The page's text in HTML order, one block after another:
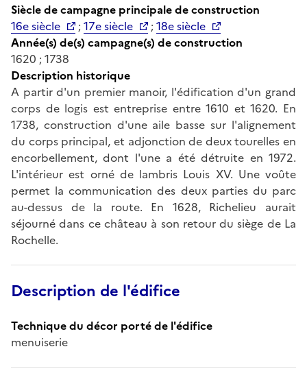
Siècle de campagne principale de construction
16e siècle
;17e siècle ;18e siècle
Année(s) de(s) campagne(s) de construction
1620 ; 1738
Description historique
A partir d'un premier manoir, l'édification d'un grand
corps de logis est entreprise entre 1610 et 1620. En
1738, construction d'une aile basse sur l'alignement
du corps principal, et adjonction de deux tourelles en
encorbellement, dont l'une a été détruite en 1972.
L'intérieur est orné de lambris Louis XV. Une voûte
permet la communication des deux parties du parc
au-dessus de la route. En 1628, Richelieu aurait
séjourné dans ce château à son retour du siège de La
Rochelle.
Description de l'édifice
Technique du décor porté de l'édifice
menuiserie